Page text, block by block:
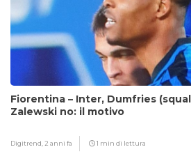
Fiorentina – Inter, Dumfries
Zalewski no: il motivo
Digitrend, 2 anni fa 1 min di lettura